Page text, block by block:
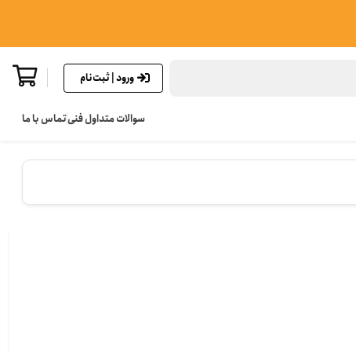
ورود | ثبت‌نام
سوالات متداول فنیتماس با ما